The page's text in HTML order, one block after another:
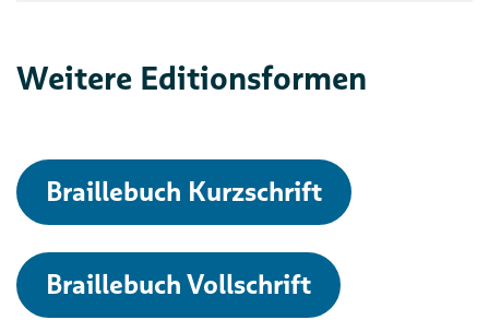
Weitere Editionsformen
Braillebuch Kurzschrift
Braillebuch Vollschrift